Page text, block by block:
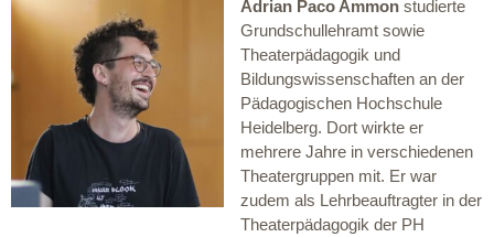
Adrian Paco Ammon studierte
Grundschullehramt sowie
Theaterpädagogik und
Bildungswissenschaften an der
Pädagogischen Hochschule
Heidelberg. Dort wirkte er
mehrere Jahre in verschiedenen
Theatergruppen mit. Er war
zudem als Lehrbeauftragter in der
Theaterpädagogik der PH